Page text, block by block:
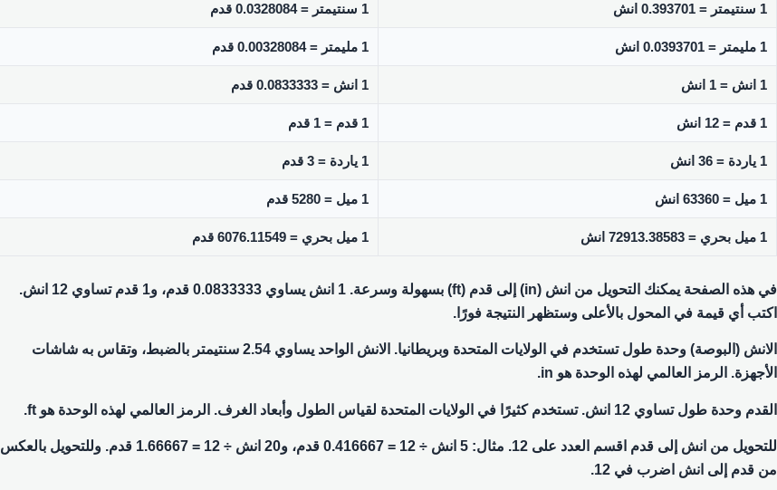
1 سنتيمتر = 0.393701 انش 1 سنتيمتر = 0.0328084 قدم
1 مليمتر = 0.0393701 انش 1 مليمتر = 0.00328084 قدم
1 انش = 1 انش 1 انش = 0.0833333 قدم
1 قدم = 12 انش 1 قدم = 1 قدم
1 ياردة = 36 انش 1 ياردة = 3 قدم
1 ميل = 63360 انش 1 ميل = 5280 قدم
1 ميل بحري = 72913.38583 انش 1 ميل بحري = 6076.11549 قدم
في هذه الصفحة يمكنك التحويل من انش (in) إلى قدم (ft) بسهولة وسرعة. 1 انش يساوي 0.0833333 قدم، و1 قدم تساوي 12 انش.
اكتب أي قيمة في المحول بالأعلى وستظهر النتيجة فورًا.
الانش (البوصة) وحدة طول تستخدم في الولايات المتحدة وبريطانيا. الانش الواحد يساوي 2.54 سنتيمتر بالضبط، وتقاس به شاشات
الأجهزة. الرمز العالمي لهذه الوحدة هو in.
القدم وحدة طول تساوي 12 انش. تستخدم كثيرًا في الولايات المتحدة لقياس الطول وأبعاد الغرف. الرمز العالمي لهذه الوحدة هو ft.
للتحويل من انش إلى قدم اقسم العدد على 12. مثال: 5 انش ÷ 12 = 0.416667 قدم، و20 انش ÷ 12 = 1.66667 قدم. وللتحويل بالعكس
من قدم إلى انش اضرب في 12.